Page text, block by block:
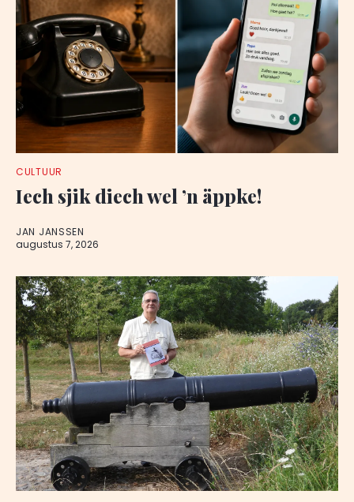
CULTUUR
Iech sjik diech wel ’n äppke!
JAN JANSSEN
augustus 7, 2026